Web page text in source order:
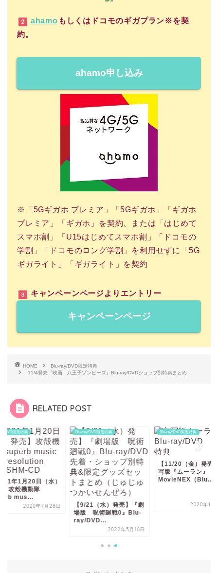
ahamo もしくはドコモのギガプラン※を契
約。
ahamo申し込み
※「5Gギガホ プレミア」「5Gギガホ」「ギガホ
プレミア」「ギガホ」を契約、または「はじめて
スマホ割」「U15はじめてスマホ割」「ドコモの
学割」「ドコモのロング学割」を利用せずに「5G
ギガライト」「ギガライト」を契約
キャンペーンページよりエントリー
キャンペーンページ
HOME
Blu-ray/DVD限定特典
11/4発売『映画 八王子ゾンビーズ』Blu-ray/DVDショップ別特典まとめ
RELATED POST
DVD限定特典
21（水）発売】『劇
Blu-ray/DVD限定特典
【11/20（金）発売】実
写版『ムーラン』
MovieNEX（Blu...
2020年11月12日
Blu-ray/DVD限定特典